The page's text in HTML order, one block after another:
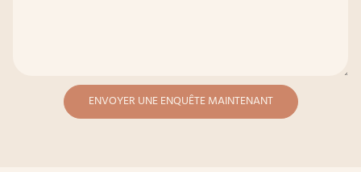
ENVOYER UNE ENQUÊTE MAINTENANT